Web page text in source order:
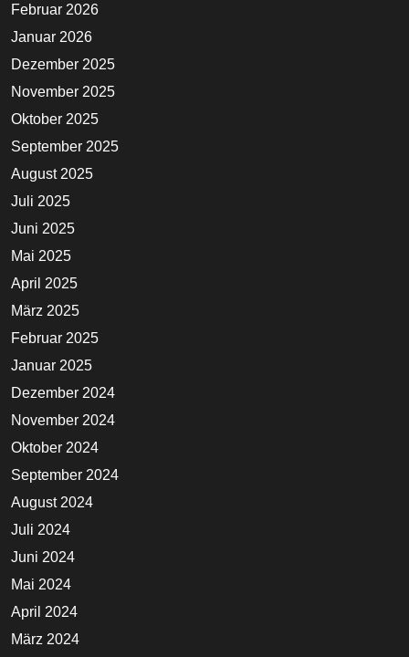
Februar 2026
Januar 2026
Dezember 2025
November 2025
Oktober 2025
September 2025
August 2025
Juli 2025
Juni 2025
Mai 2025
April 2025
März 2025
Februar 2025
Januar 2025
Dezember 2024
November 2024
Oktober 2024
September 2024
August 2024
Juli 2024
Juni 2024
Mai 2024
April 2024
März 2024